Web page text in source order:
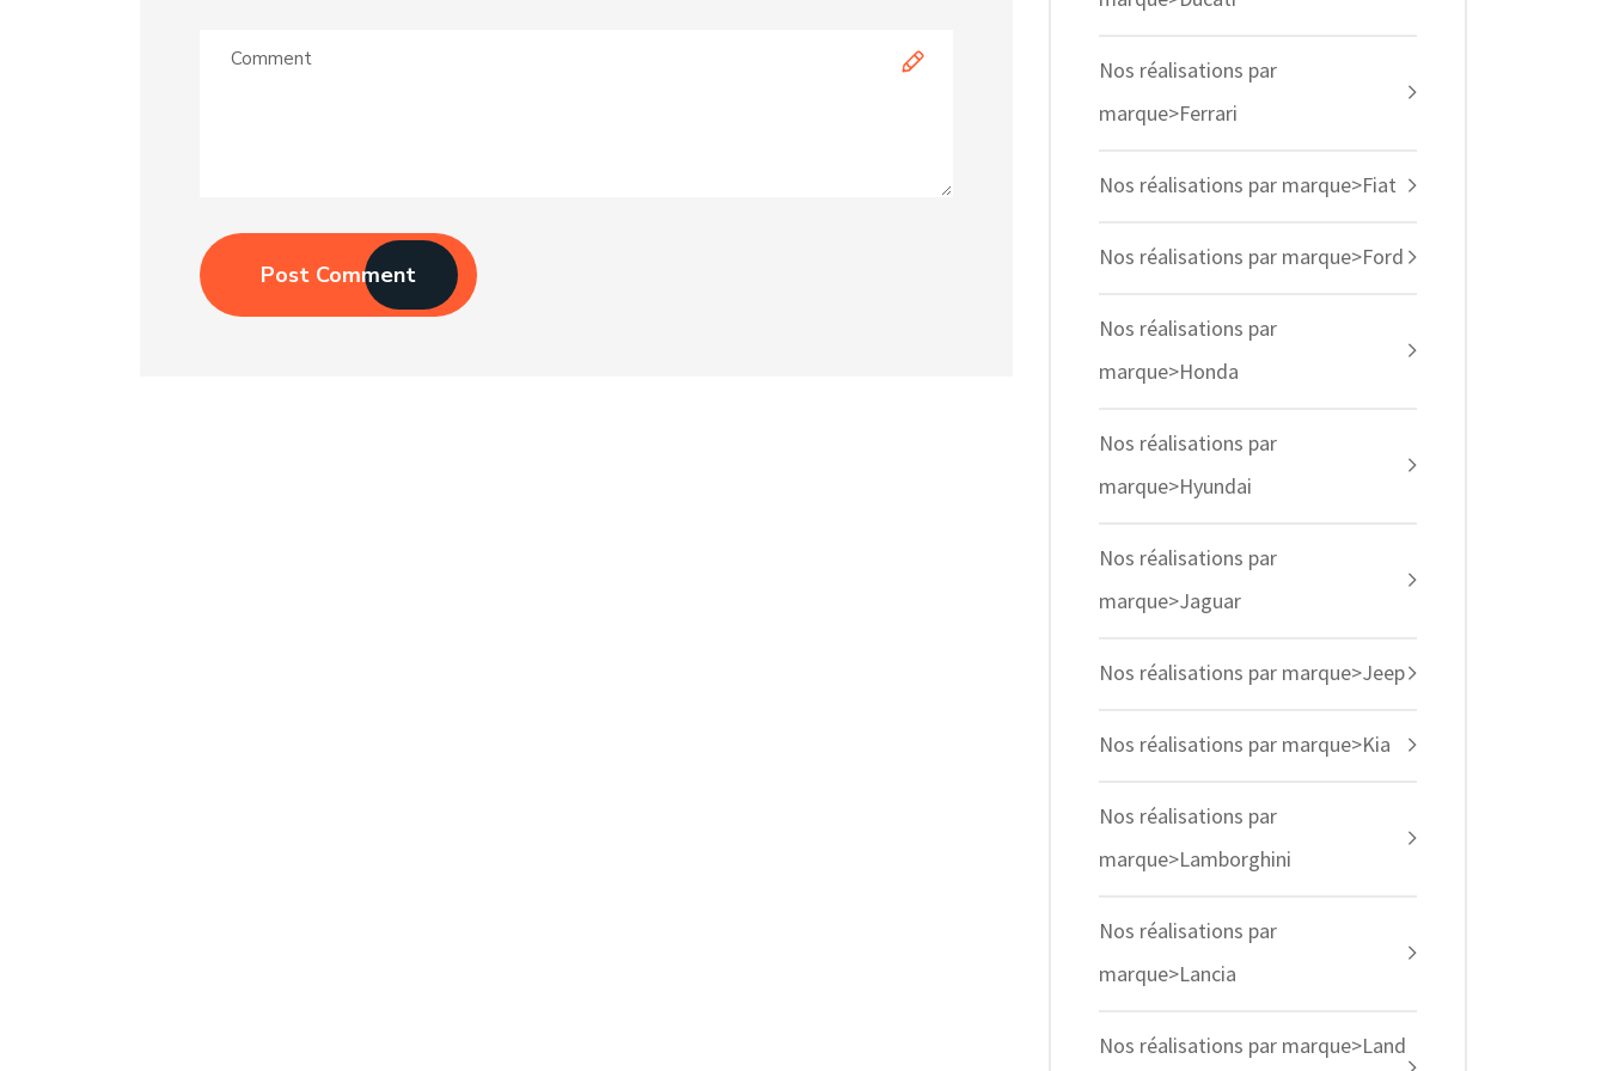
Post Comment
Nos réalisations par
marque>Ferrari
Nos réalisations par marque>Fiat
Nos réalisations par marque>Ford
Nos réalisations par
marque>Honda
Nos réalisations par
marque>Hyundai
Nos réalisations par
marque>Jaguar
Nos réalisations par marque>Jeep
Nos réalisations par marque>Kia
Nos réalisations par
marque>Lamborghini
Nos réalisations par
marque>Lancia
Nos réalisations par marque>Land